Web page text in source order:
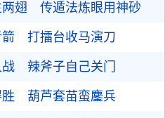
翅 传遁法炼眼用神砂
打擂台收马演刀
辣斧子自己关门
胜 葫芦套苗蛮鏖兵